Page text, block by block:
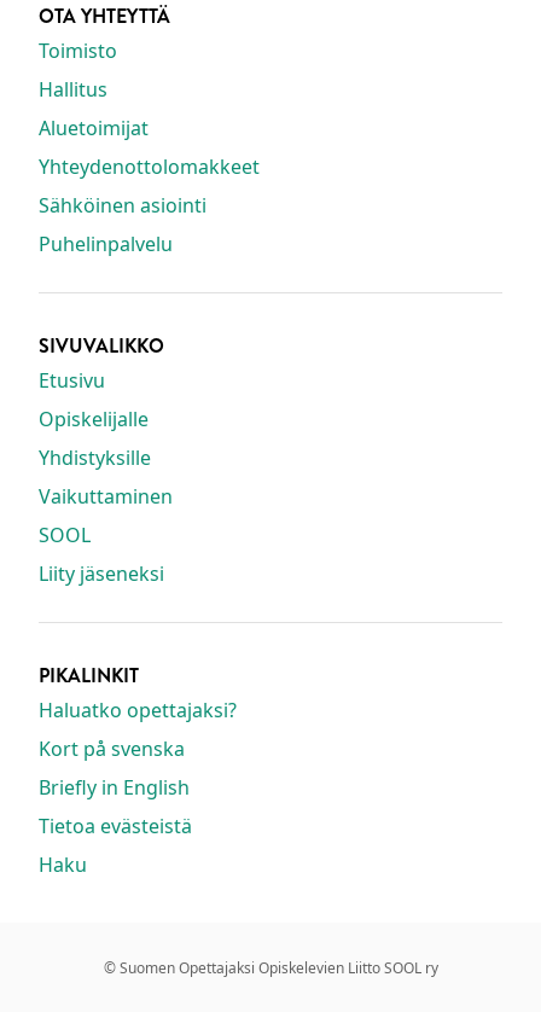
OTA YHTEYTTÄ
Toimisto
Hallitus
Aluetoimijat
Yhteydenottolomakkeet
Sähköinen asiointi
Puhelinpalvelu
SIVUVALIKKO
Etusivu
Opiskelijalle
Yhdistyksille
Vaikuttaminen
SOOL
Liity jäseneksi
PIKALINKIT
Haluatko opettajaksi?
Kort på svenska
Briefly in English
Tietoa evästeistä
Haku
© Suomen Opettajaksi Opiskelevien Liitto SOOL ry